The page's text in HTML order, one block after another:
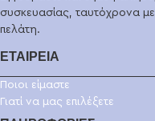
συσκευασίας, ταυτόχρονα
πελάτη.
ΕΤΑΙΡΕΙΑ
Ποιοι είμαστε
Γιατί να μας επιλέξετε